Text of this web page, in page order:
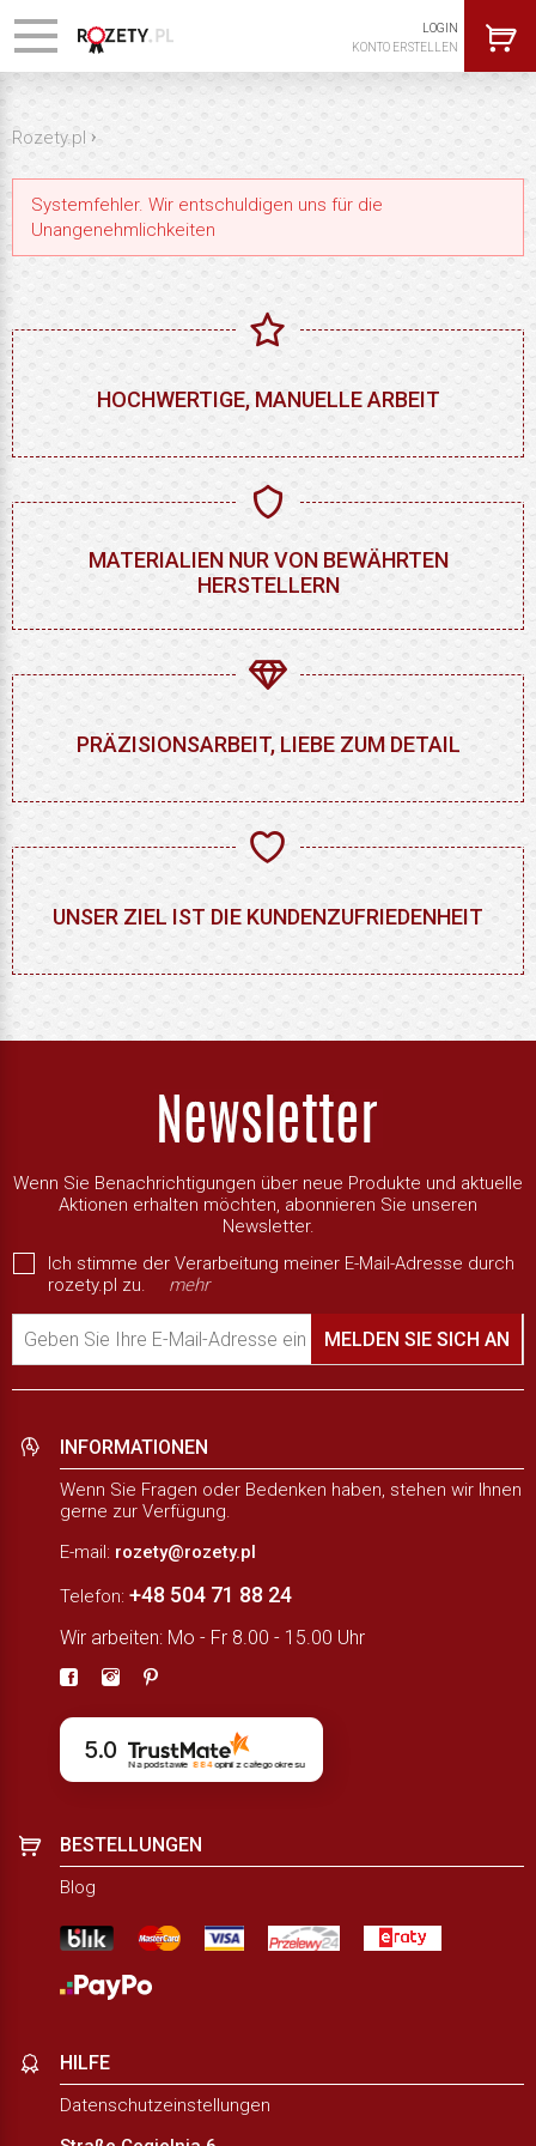
LOGIN
KONTO ERSTELLEN
Rozety.pl ›
Systemfehler. Wir entschuldigen uns für die
Unangenehmlichkeiten
HOCHWERTIGE, MANUELLE ARBEIT
MATERIALIEN NUR VON BEWÄHRTEN
HERSTELLERN
PRÄZISIONSARBEIT, LIEBE ZUM DETAIL
UNSER ZIEL IST DIE KUNDENZUFRIEDENHEIT
Wenn Sie Benachrichtigungen über neue Produkte und aktuelle
Aktionen erhalten möchten, abonnieren Sie unseren
Newsletter.
Ich stimme der Verarbeitung meiner E-Mail-Adresse durch
rozety.pl zu.
mehr
Geben Sie Ihre E-Mail-Adresse ein MELDEN SIE SICH AN
INFORMATIONEN
Wenn Sie Fragen oder Bedenken haben, stehen wir Ihnen
gerne zur Verfügung.
E-mail: rozety@rozety.pl
Telefon: +48 504 71 88 24
Wir arbeiten: Mo - Fr 8.00 - 15.00 Uhr
5.0
Na podstawie 884opiniiz całego okresu
BESTELLUNGEN
Blog
HILFE
Datenschutzeinstellungen